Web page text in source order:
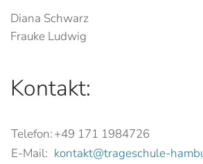
Diana Schwarz
Frauke Ludwig
Kontakt:
Telefon:+49 171 1984726
E-Mail: kontakt@trageschule-